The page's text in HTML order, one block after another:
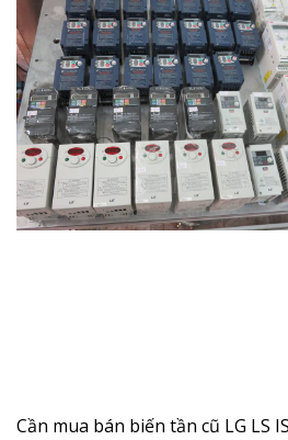
Cần mua bán biến tần cũ LG LS